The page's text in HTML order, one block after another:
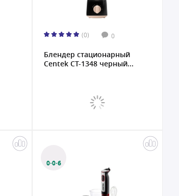
(0) 0
Блендер стационарный
Centek CT-1348 черный...
0·0·6